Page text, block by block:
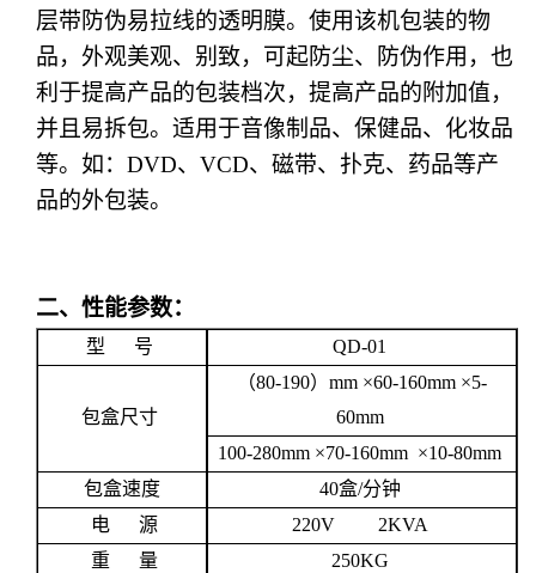
层带防伪易拉线的透明膜。使用该机包装的物
品，外观美观、别致，可起防尘、防伪作用，也
利于提高产品的包装档次，提高产品的附加值，
并且易拆包。适用于音像制品、保健品、化妆品
等。如： DVD、 VCD、磁带、扑克、药品等产
品的外包装。
二、性能参数：
型 号 QD-01
包盒尺寸
（80-190） mm ×60-160mm ×5-
60mm
100-280mm ×70-160mm ×10-80mm
包盒速度
40盒/分钟
电
源
220V 2KVA
重
量
250KG